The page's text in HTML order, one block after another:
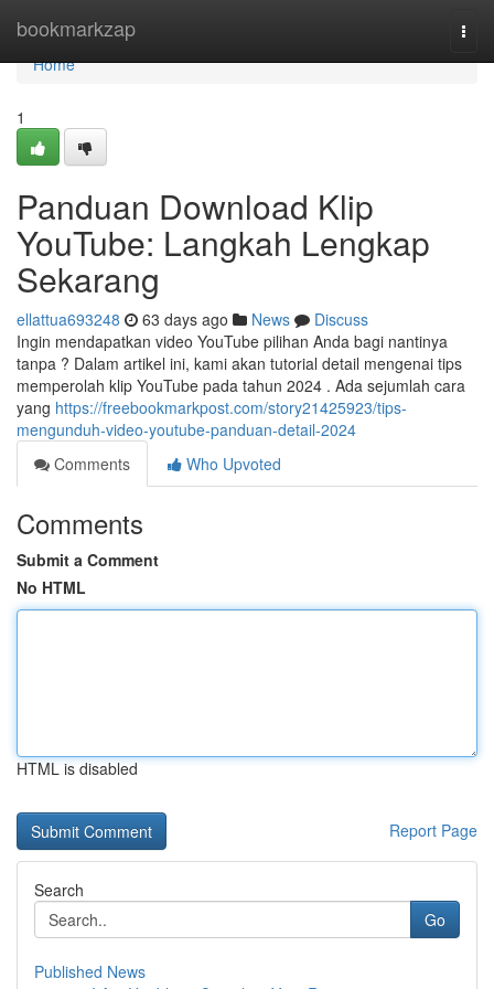
bookmarkzap
Home
Home
1
Panduan Download Klip
YouTube: Langkah Lengkap
Sekarang
ellattua693248 63 days ago News
Discuss
Ingin mendapatkan video YouTube pilihan Anda bagi nantinya
tanpa ? Dalam artikel ini, kami akan tutorial detail mengenai tips
memperolah klip YouTube pada tahun 2024 . Ada sejumlah cara
yang https://freebookmarkpost.com/story21425923/tips-
mengunduh-video-youtube-panduan-detail-2024
Comments
Who Upvoted
Comments
Submit a Comment
No HTML
HTML is disabled
Report Page
Search
Go
Published News